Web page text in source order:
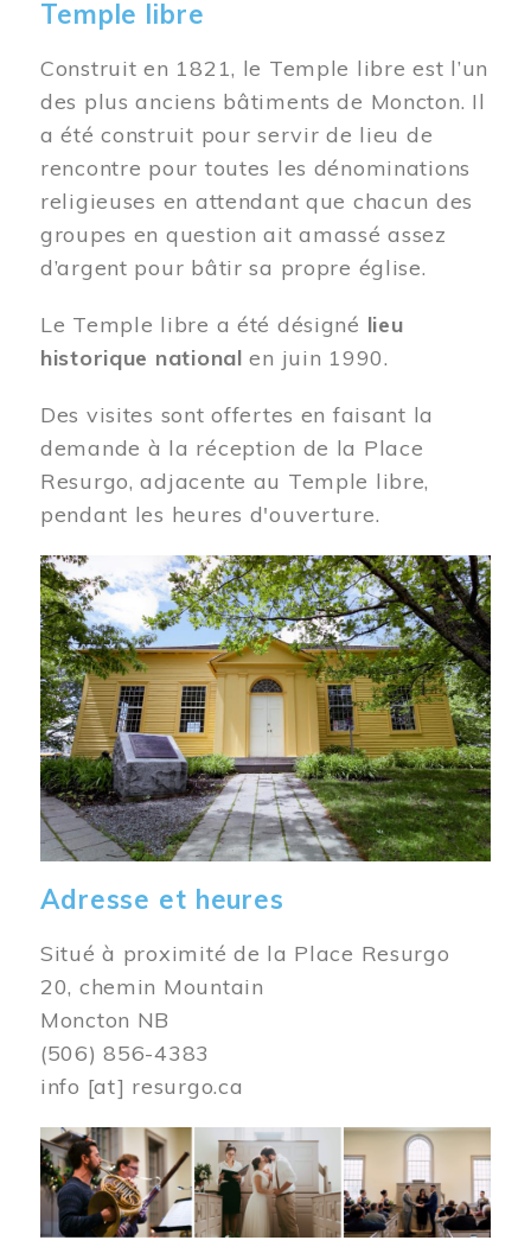
Temple libre
Construit en 1821, le Temple libre est l’un
des plus anciens bâtiments de Moncton. Il
a été construit pour servir de lieu de
rencontre pour toutes les dénominations
religieuses en attendant que chacun des
groupes en question ait amassé assez
d’argent pour bâtir sa propre église.
Le Temple libre a été désigné lieu
historique national en juin 1990.
Des visites sont offertes en faisant la
demande à la réception de la Place
Resurgo, adjacente au Temple libre,
pendant les heures d'ouverture.
Image
Adresse et heures
Situé à proximité de la Place Resurgo
20, chemin Mountain
Moncton NB
(506) 856-4383
info [at] resurgo.ca
Image